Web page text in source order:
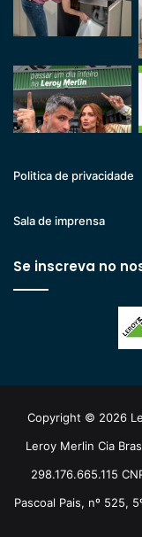
Politica de privacidade
Sala de imprensa
Se inscreva no
Copyright © 2026
Leroy Merlin Cia
298.176.665.115
Pascoal Pais, nº 525,